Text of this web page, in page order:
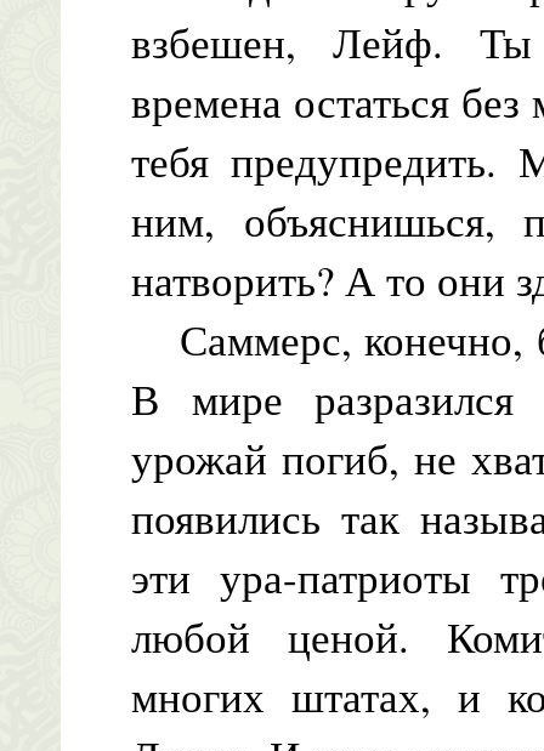
взбешен, Лейф.
времена остаться
тебя
ним, объяснишься,
натворить? А то они
Саммерс, конечно,
В мире разразился
урожай погиб, не
появились так
эти ура-патриоты
любой ценой.
многих штатах, и